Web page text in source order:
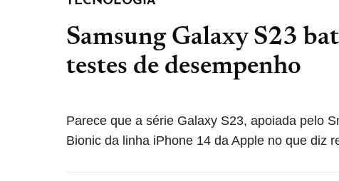
Samsung Galaxy S23
testes de desempenho
Parece que a série Galaxy S23, apoiada pelo
Bionic da linha iPhone 14 da Apple no que diz